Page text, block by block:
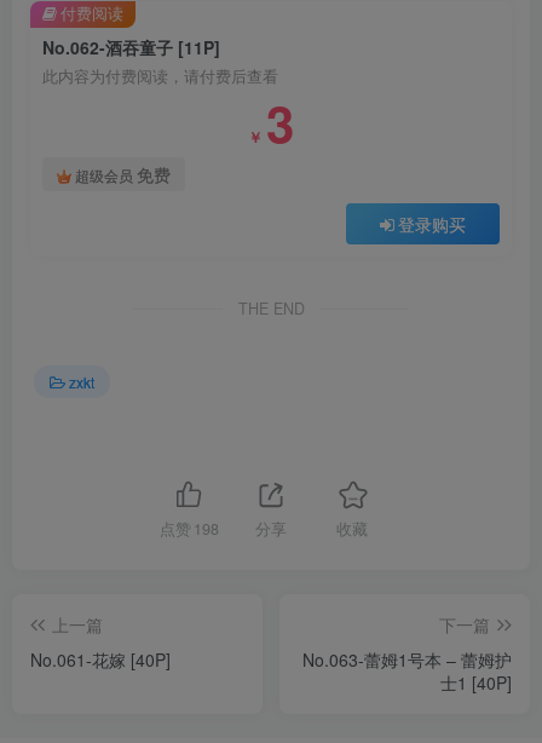
No.062-酒吞童子 [11P]
此内容为付费阅读，请付费后查看
￥ 3
超级会员 免费
登录购买
付费阅读
THE END
zxkt
点赞 198 分享 收藏
上一篇
No.061-花嫁 [40P]
下一篇
No.063-蕾姆1号本 – 蕾姆护
士1 [40P]